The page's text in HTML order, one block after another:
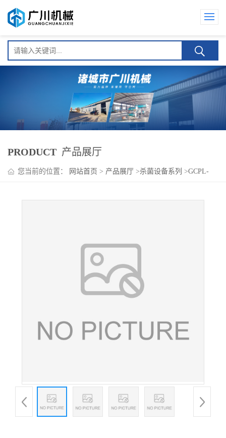
PRODUCT 产品展厅
您当前的位置： 网站首页 > 产品展厅 >杀菌设备系列 >GCPL-